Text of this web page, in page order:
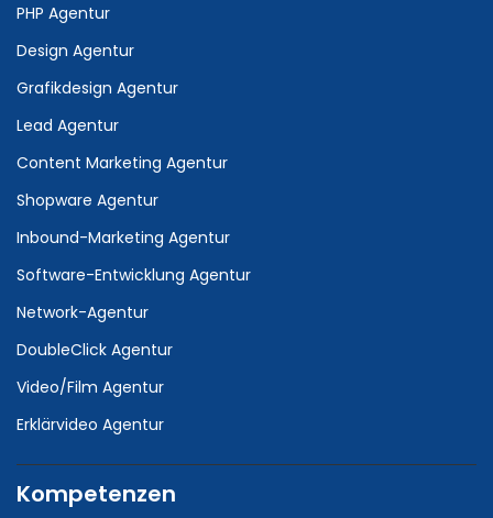
PHP Agentur
Design Agentur
Grafikdesign Agentur
Lead Agentur
Content Marketing Agentur
Shopware Agentur
Inbound-Marketing Agentur
Software-Entwicklung Agentur
Network-Agentur
DoubleClick Agentur
Video/Film Agentur
Erklärvideo Agentur
Kompetenzen